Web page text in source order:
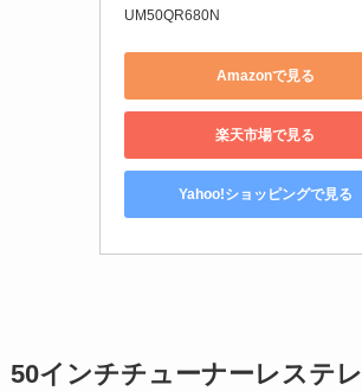
UM50QR680N
Amazonで見る
楽天市場で見る
Yahoo!ショッピングで見る
50インチチューナーレステ